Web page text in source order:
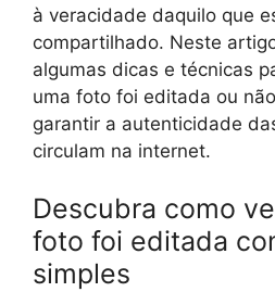
à veracidade daquilo que
compartilhado. Neste
algumas dicas e técnicas
uma foto foi editada ou
garantir a autenticidade
circulam na internet.
Descubra como
foto foi editada
simples